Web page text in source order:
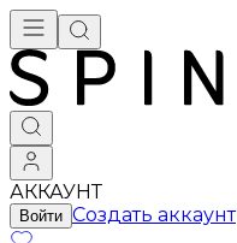
АККАУНТ
Войти Создать аккаунт